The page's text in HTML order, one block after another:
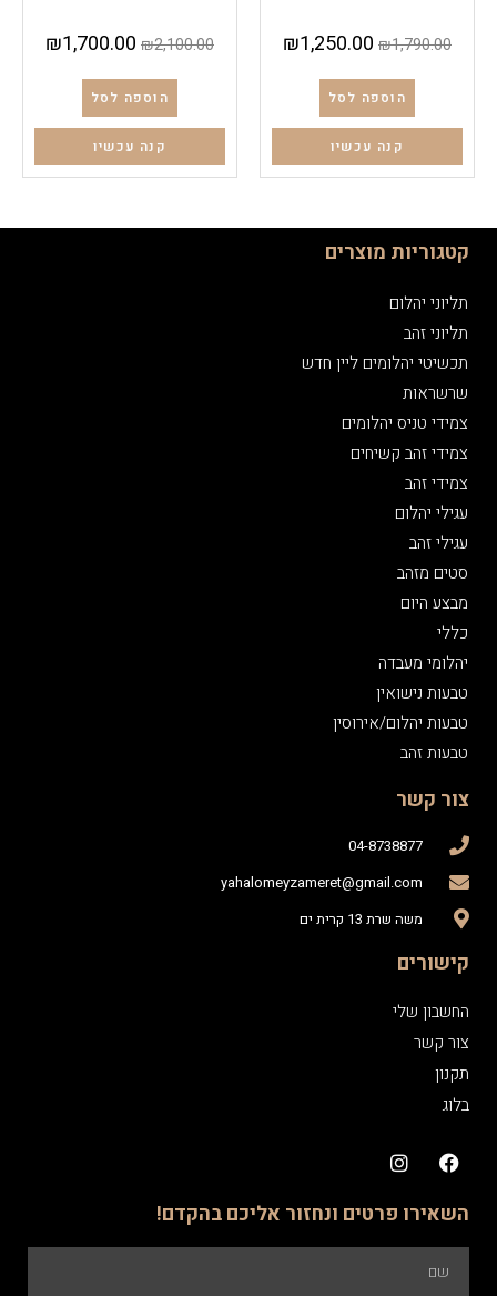
₪1,790.00
₪1,250.00
הוספה לסל
קנה עכשיו
₪2,100.00
₪1,700.00
הוספה לסל
קנה עכשיו
קטגוריות מוצרים
תליוני יהלום
תליוני זהב
תכשיטי יהלומים ליין חדש
שרשראות
צמידי טניס יהלומים
צמידי זהב קשיחים
צמידי זהב
עגילי יהלום
עגילי זהב
סטים מזהב
מבצע היום
כללי
יהלומי מעבדה
טבעות נישואין
טבעות יהלום/אירוסין
טבעות זהב
צור קשר
04-8738877
yahalomeyzameret@gmail.com
משה שרת 13 קרית ים
קישורים
החשבון שלי
צור קשר
תקנון
בלוג
השאירו פרטים ונחזור אליכם בהקדם!